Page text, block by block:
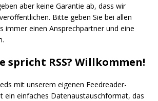
aber keine Garantie ab, dass wir
Bitte geben Sie bei allen
immer einen Ansprechpartner und eine
spricht RSS? Willkommen!
mit unserem eigenen Feedreader-
ein einfaches Datenaustauschformat, das